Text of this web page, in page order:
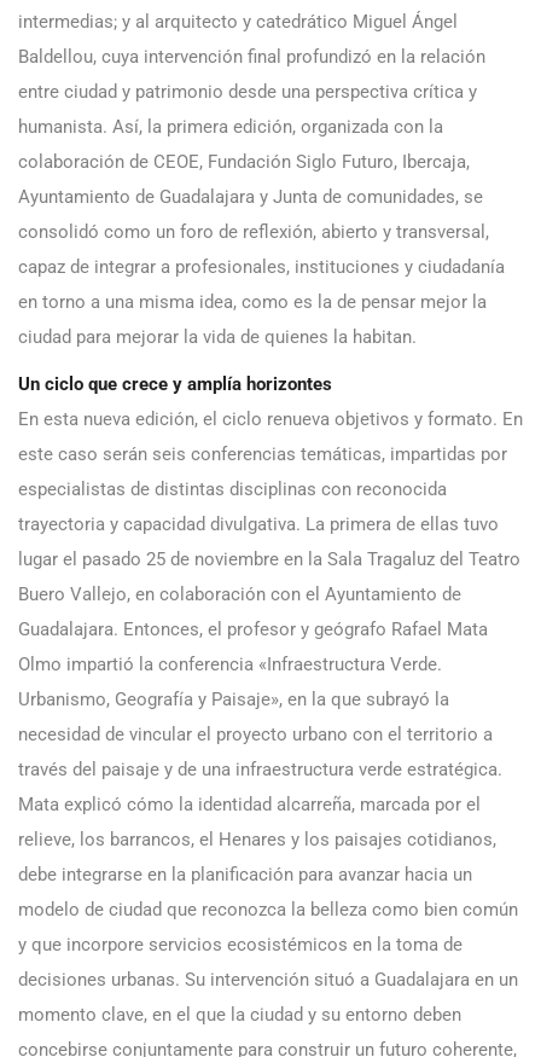
intermedias; y al arquitecto y catedrático Miguel Ángel
Baldellou, cuya intervención final profundizó en la relación
entre ciudad y patrimonio desde una perspectiva crítica y
humanista. Así, la primera edición, organizada con la
colaboración de CEOE, Fundación Siglo Futuro, Ibercaja,
Ayuntamiento de Guadalajara y Junta de comunidades, se
consolidó como un foro de reflexión, abierto y transversal,
capaz de integrar a profesionales, instituciones y ciudadanía
en torno a una misma idea, como es la de pensar mejor la
ciudad para mejorar la vida de quienes la habitan.
Un ciclo que crece y amplía horizontes
En esta nueva edición, el ciclo renueva objetivos y formato. En
este caso serán seis conferencias temáticas, impartidas por
especialistas de distintas disciplinas con reconocida
trayectoria y capacidad divulgativa. La primera de ellas tuvo
lugar el pasado 25 de noviembre en la Sala Tragaluz del Teatro
Buero Vallejo, en colaboración con el Ayuntamiento de
Guadalajara. Entonces, el profesor y geógrafo Rafael Mata
Olmo impartió la conferencia «Infraestructura Verde.
Urbanismo, Geografía y Paisaje», en la que subrayó la
necesidad de vincular el proyecto urbano con el territorio a
través del paisaje y de una infraestructura verde estratégica.
Mata explicó cómo la identidad alcarreña, marcada por el
relieve, los barrancos, el Henares y los paisajes cotidianos,
debe integrarse en la planificación para avanzar hacia un
modelo de ciudad que reconozca la belleza como bien común
y que incorpore servicios ecosistémicos en la toma de
decisiones urbanas. Su intervención situó a Guadalajara en un
momento clave, en el que la ciudad y su entorno deben
concebirse conjuntamente para construir un futuro coherente,